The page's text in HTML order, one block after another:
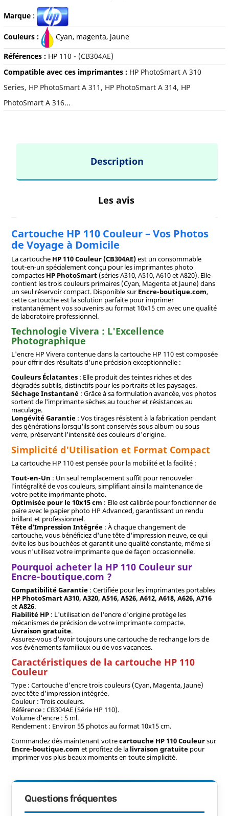
Marque:
Couleurs : Cyan, magenta, jaune
Références : HP 110 - (CB304AE)
Compatible avec ces imprimantes : HP PhotoSmart A 310
Series, HP PhotoSmart A 311, HP PhotoSmart A 314, HP
PhotoSmart A 316...
Description
Les avis
Cartouche HP 110 Couleur – Vos Photos
de Voyage à Domicile
La cartouche HP 110 Couleur (CB304AE)est un consommable
tout-en-un spécialement conçu pour les imprimantes photo
compactes HP PhotoSmart(séries A310, A510, A610 et A820). Elle
contient les trois couleurs primaires (Cyan, Magenta et Jaune) dans
un seul réservoir compact. Disponible surEncre-boutique.com,
cette cartouche est la solution parfaite pour imprimer
instantanément vos souvenirs au format 10x15 cm avec une qualité
de laboratoire professionnel.
Technologie Vivera : L'Excellence
Photographique
L'encre HP Vivera contenue dans la cartouche HP 110 est composée
pour offrir des résultats d'une précision exceptionnelle :
Couleurs Éclatantes: Elle produit des teintes riches et des
dégradés subtils, distinctifs pour les portraits et les paysages.
Séchage Instantané: Grâce à sa formulation avancée, vos photos
sortent de l'imprimante sèches au toucher et résistances au
maculage.
Longévité Garantie: Vos tirages résistent à la fabrication pendant
des générations lorsqu'ils sont conservés sous album ou sous
verre, préservant l'intensité des couleurs d'origine.
Simplicité d'Utilisation et Format Compact
La cartouche HP 110 est pensée pour la mobilité et la facilité :
Tout-en-Un : Un seul remplacement suffit pour renouveler
l'intégralité de vos couleurs, simplifiant ainsi la maintenance de
votre petite imprimante photo.
Optimisée pour le 10x15 cm : Elle est calibrée pour fonctionner de
paire avec le papier photo HP Advanced, garantissant un rendu
brillant et professionnel.
Tête d'Impression Intégrée: À chaque changement de
cartouche, vous bénéficiez d'une tête d'impression neuve, ce qui
évite les bus bouchées et garantit une qualité constante, même si
vous n'utilisez votre imprimante que de façon occasionnelle.
Pourquoi acheter la HP 110 Couleur sur
Encre-boutique.com ?
Compatibilité Garantie: Certifiée pour les imprimantes portables
HP PhotoSmart A310, A320, A516, A526, A612, A618, A626, A716
etA826.
Fiabilité HP: L'utilisation de l'encre d'origine protège les
mécanismes de précision de votre imprimante compacte.
Livraison gratuite.
Assurez-vous d'avoir toujours une cartouche de rechange lors de
vos événements familiaux ou de vos vacances.
Caractéristiques de la cartouche HP 110
Couleur
Type : Cartouche d'encre trois couleurs (Cyan, Magenta, Jaune)
avec tête d'impression intégrée.
Couleur : Trois couleurs.
Référence : CB304AE (Série HP 110).
Volume d'encre : 5 ml.
Rendement : Environ 55 photos au format 10x15 cm.
Commandez dès maintenant votrecartouche HP 110 Couleursur
Encre-boutique.com et profitez de la livraison gratuitepour
imprimer vos plus beaux moments en toute simplicité.
Questions fréquentes